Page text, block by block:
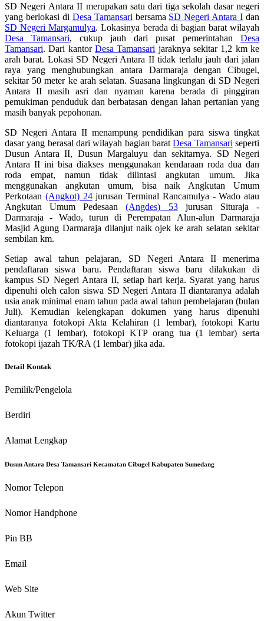
SD Negeri Antara II merupakan satu dari tiga sekolah dasar negeri
yang berlokasi di Desa Tamansari bersama SD Negeri Antara I dan
SD Negeri Margamulya. Lokasinya berada di bagian barat wilayah
Desa Tamansari, cukup jauh dari pusat pemerintahan Desa
Tamansari. Dari kantor Desa Tamansari jaraknya sekitar 1,2 km ke
arah barat. Lokasi SD Negeri Antara II tidak terlalu jauh dari jalan
raya yang menghubungkan antara Darmaraja dengan Cibugel,
sekitar 50 meter ke arah selatan. Suasana lingkungan di SD Negeri
Antara II masih asri dan nyaman karena berada di pinggiran
pemukiman penduduk dan berbatasan dengan lahan pertanian yang
masih banyak pepohonan.
SD Negeri Antara II menampung pendidikan para siswa tingkat
dasar yang berasal dari wilayah bagian baratDesa Tamansari seperti
Dusun Antara II, Dusun Margaluyu dan sekitarnya. SD Negeri
Antara II ini bisa diakses menggunakan kendaraan roda dua dan
roda empat, namun tidak dilintasi angkutan umum. Jika
menggunakan angkutan umum, bisa naik Angkutan Umum
Perkotaan (Angkot) 24jurusan Terminal Rancamulya - Wado atau
Angkutan Umum Pedesaan(Angdes) 53jurusan Situraja -
Darmaraja - Wado, turun di Perempatan Alun-alun Darmaraja
Masjid Agung Darmaraja dilanjut naik ojek ke arah selatan sekitar
sembilan km.
Setiap awal tahun pelajaran, SD Negeri Antara II menerima
pendaftaran siswa baru. Pendaftaran siswa baru dilakukan di
kampus SD Negeri Antara II, setiap hari kerja. Syarat yang harus
dipenuhi oleh calon siswa SD Negeri Antara II diantaranya adalah
usia anak minimal enam tahun pada awal tahun pembelajaran (bulan
Juli). Kemudian kelengkapan dokumen yang harus dipenuhi
diantaranya fotokopi Akta Kelahiran (1 lembar), fotokopi Kartu
Keluarga (1 lembar), fotokopi KTP orang tua (1 lembar) serta
fotokopi ijazah TK/RA (1 lembar) jika ada.
Detail Kontak
Pemilik/Pengelola
Berdiri
Alamat Lengkap
Dusun Antara Desa Tamansari Kecamatan Cibugel Kabupaten Sumedang
Nomor Telepon
Nomor Handphone
Pin BB
Email
Web Site
Akun Twitter